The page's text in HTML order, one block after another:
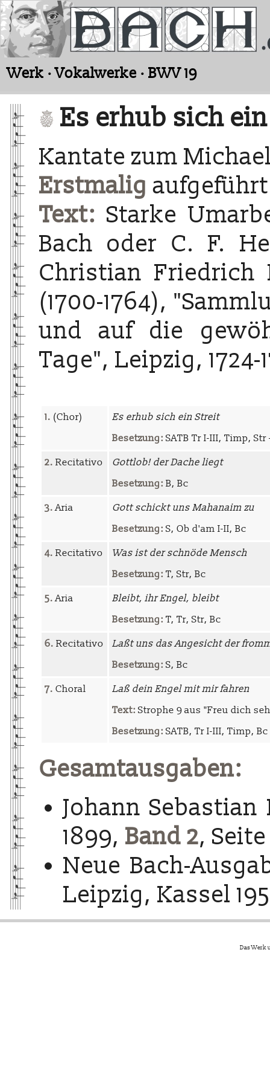
Werk · Vokalwerke · BWV 19
Es erhub sich
Kantate zum
Erstmalig aufgeführt
Text: Starke
Bach oder C. F.
Christian Friedrich
(1700-1764),
und auf die
Tage", Leipzig, 1724-
1. (Chor)
Es erhub sich ein Streit
Besetzung: SATB Tr I-III, Timp,
2. Recitativo
Gottlob! der Dache liegt
Besetzung: B, Bc
3.Aria
Gott schickt uns Mahanaim zu
Besetzung: S, Ob d'am I-II, Bc
4. Recitativo
Was ist der schnöde Mensch
Besetzung: T, Str, Bc
5.Aria
Bleibt, ihr Engel, bleibt
Besetzung: T, Tr, Str, Bc
6. Recitativo
Laßt uns das Angesicht der
Besetzung: S, Bc
7. Choral
Laß dein Engel mit mir fahren
Text: Strophe 9 aus "Freu dich
Besetzung: SATB, Tr I-III, Timp,
Gesamtausgaben:
Johann Sebastian
1899, Band 2,
Neue Bach-
Leipzig, Kassel
Das Werk